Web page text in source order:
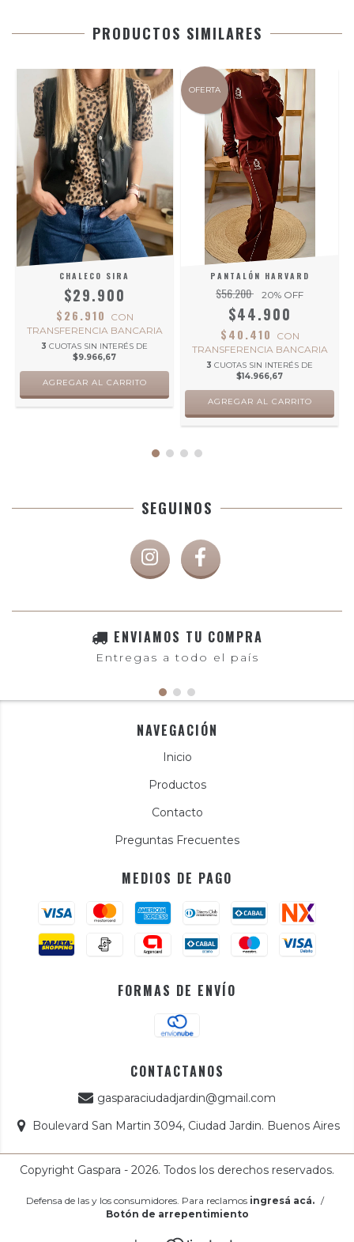
PRODUCTOS SIMILARES
CHALECO SIRA
$29.900
$26.910
CON
TRANSFERENCIA BANCARIA
3 CUOTAS SIN INTERÉS DE
$9.966,67
AGREGAR AL CARRITO
OFERTA
PANTALÓN HARVARD
$56.200 20% OFF
$44.900
$40.410
CON
TRANSFERENCIA BANCARIA
3 CUOTAS SIN INTERÉS DE
$14.966,67
AGREGAR AL CARRITO
SEGUINOS
ENVIAMOS TU COMPRA
Entregas a todo el país
NAVEGACIÓN
Inicio
Productos
Contacto
Preguntas Frecuentes
MEDIOS DE PAGO
FORMAS DE ENVÍO
CONTACTANOS
gasparaciudadjardin@gmail.com
Boulevard San Martin 3094, Ciudad Jardin. Buenos Aires
Copyright Gaspara - 2026. Todos los derechos reservados.
Defensa de las y los consumidores. Para reclamos ingresá acá. /
Botón de arrepentimiento